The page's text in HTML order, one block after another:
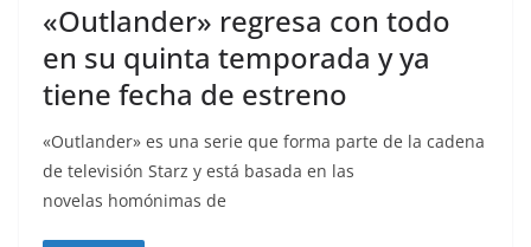
«Outlander» regresa con todo
en su quinta temporada y ya
tiene fecha de estreno
«Outlander» es una serie que forma parte de la cadena
de televisión Starz y está basada en las
novelas homónimas de